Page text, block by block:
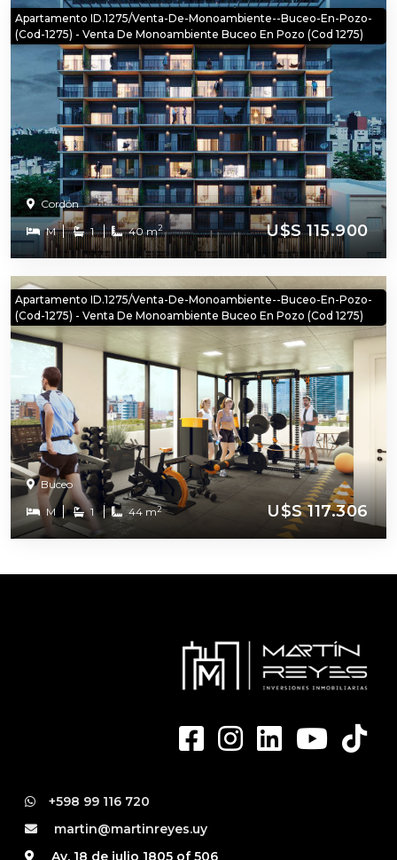
Apartamento ID.1275/Venta-De-Monoambiente--Buceo-En-Pozo-
(cod-1275) - Venta De Monoambiente Buceo En Pozo (cod 1275)
Cordón
M 1 40 m2 U$S 115.900
Apartamento ID.1275/Venta-De-Monoambiente--Buceo-En-Pozo-
(cod-1275) - Venta De Monoambiente Buceo En Pozo (cod 1275)
Buceo
M 1 44 m2 U$S 117.306
+598 99 116 720
martin@martinreyes.uy